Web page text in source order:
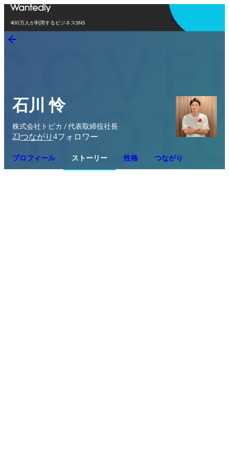
400万人が利用するビジネスSNS
アプリを使う
石川 怜
株式会社トピカ / 代表取締役社長
23つながり 4フォロワー
プロフィール ストーリー 性格 つながり